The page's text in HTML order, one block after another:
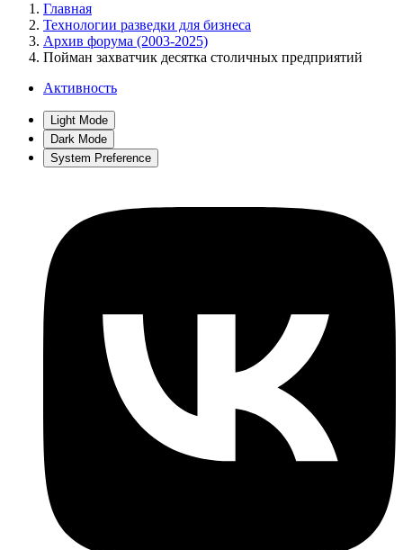
Главная
Технологии разведки для бизнеса
Архив форума (2003-2025)
Пойман захватчик десятка столичных предприятий
Активность
Light Mode
Dark Mode
System Preference